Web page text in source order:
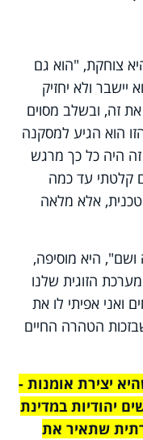
צוחקת, "הוא גם
יישבר ולא יחזיק
זה, ובשלב מסוים
הוא הגיע למסקנה
היה כל כך מרגש
קלטתי עד כמה
אלא מלאה
היא מוסיפה,
הזוגית שלנו
ואני אפיתי לו את
הטהרה החיים
יצירת אומנות -
יהודיות במדינת
שתאיר את